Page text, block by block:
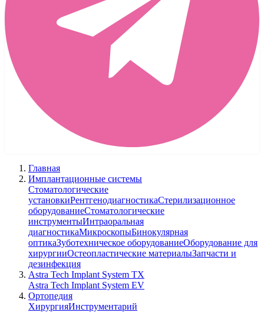
Главная
Имплантационные системы
Стоматологические
установкиРентгенодиагностикаСтерилизационное
оборудованиеСтоматологические
инструментыИнтраоральная
диагностикаМикроскопыБинокулярная
оптикаЗуботехническое оборудованиеОборудование для
хирургииОстеопластические материалыЗапчасти и
дезинфекция
Astra Tech Implant System TX
Astra Tech Implant System EV
Ортопедия
ХирургияИнструментарий